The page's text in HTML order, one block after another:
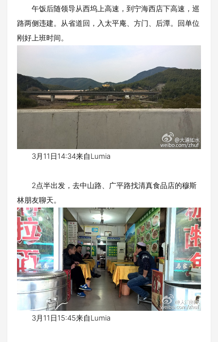
午饭后随领导从西坞上高速，到宁海西店下高速，巡
路两侧违建。从省道回，入太平庵、方门、后潭。回单位
刚好上班时间。
3月11日14:34来自Lumia
2点半出发，去中山路、广平路找清真食品店的穆斯
林朋友聊天。
3月11日15:45来自Lumia